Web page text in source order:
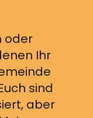
oder
Ihr
sind
aber